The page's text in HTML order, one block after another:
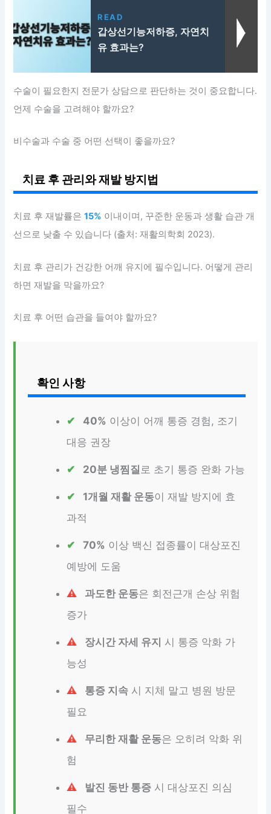
READ
갑상선기능저하증, 자연치
유 효과는?
수술이 필요한지 전문가 상담으로 판단하는 것이 중요합니다.
언제 수술을 고려해야 할까요?
비수술과 수술 중 어떤 선택이 좋을까요?
치료 후 관리와 재발 방지법
치료 후 재발률은15% 이내이며, 꾸준한 운동과 생활 습관 개
선으로 낮출 수 있습니다 (출처: 재활의학회 2023).
치료 후 관리가 건강한 어깨 유지에 필수입니다. 어떻게 관리
하면 재발을 막을까요?
치료 후 어떤 습관을 들여야 할까요?
확인 사항
40% 이상이 어깨 통증 경험, 조기
대응 권장
20분 냉찜질 로 초기 통증 완화 가능
1개월 재활 운동이 재발 방지에 효
과적
70% 이상 백신 접종률이 대상포진
예방에 도움
과도한 운동은 회전근개 손상 위험
증가
장시간 자세 유지 시 통증 악화 가
능성
통증 지속 시 지체 말고 병원 방문
필요
무리한 재활 운동은 오히려 악화 위
험
발진 동반 통증 시 대상포진 의심
필수